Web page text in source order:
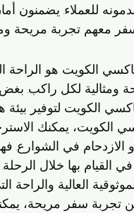
للعملاء. يضمنون
معهم تجربة مريحة
الكويت هو الراحة
ومثالية لكل راكب.
الكويت لتوفير بيئة
الكويت، يمكنك
الازدحام في الشوارع.
القيام بها خلال
العالية والراحة
سفر مريحة،